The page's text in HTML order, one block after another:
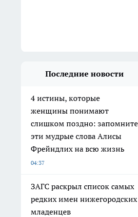
Последние новости
4 истины, которые
женщины понимают
слишком поздно: запомните
эти мудрые слова Алисы
Фрейндлих на всю жизнь
04:37
ЗАГС раскрыл список самых
редких имен нижегородских
младенцев